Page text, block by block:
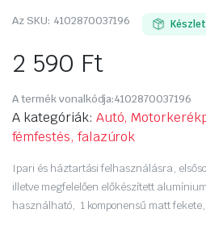
Az SKU: 4102870037196
2 590 Ft
A termék vonalkódja:4102870037196
A kategóriák: Autó,
fémfestés, falazúrok
Ipari és háztartási felhasználásra,
illetve megfelelően előkészített
használható, 1 komponensű matt